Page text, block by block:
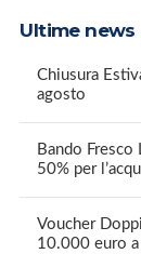
Ultime news
Chiusura
agosto
Bando
50% per
Voucher
10.000 euro